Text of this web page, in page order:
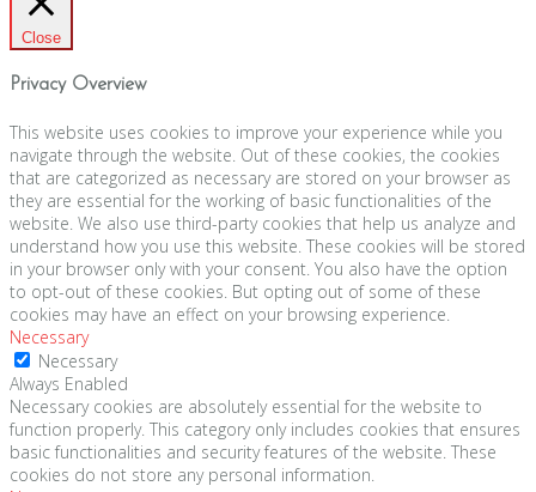
Close
Privacy Overview
This website uses cookies to improve your experience while you
navigate through the website. Out of these cookies, the cookies
that are categorized as necessary are stored on your browser as
they are essential for the working of basic functionalities of the
website. We also use third-party cookies that help us analyze and
understand how you use this website. These cookies will be stored
in your browser only with your consent. You also have the option
to opt-out of these cookies. But opting out of some of these
cookies may have an effect on your browsing experience.
Necessary
Necessary
Always Enabled
Necessary cookies are absolutely essential for the website to
function properly. This category only includes cookies that ensures
basic functionalities and security features of the website. These
cookies do not store any personal information.